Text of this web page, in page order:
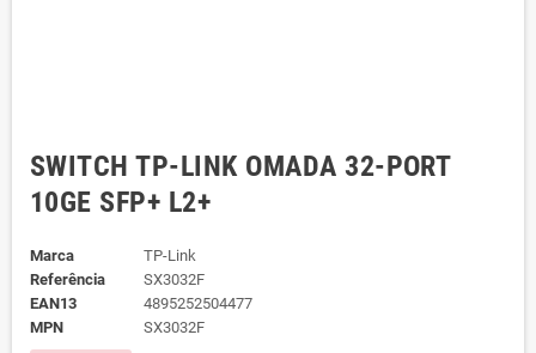
SWITCH TP-LINK OMADA 32-PORT
10GE SFP+ L2+
Marca
TP-Link
Referência
SX3032F
EAN13
4895252504477
MPN
SX3032F